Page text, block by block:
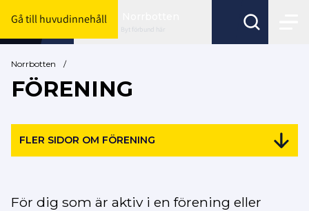
Gå till huvudinnehåll
Byt förbund här
Norrbotten /
FÖRENING
FLER SIDOR OM FÖRENING
För dig som är aktiv i en förening eller